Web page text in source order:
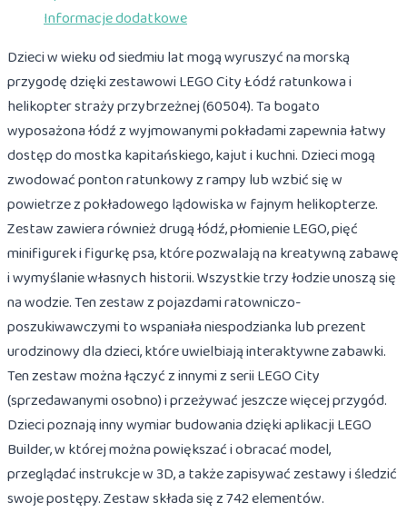
przybrzeżnej
Informacje dodatkowe
Dzieci w wieku od siedmiu lat mogą wyruszyć na morską
przygodę dzięki zestawowi LEGO City Łódź ratunkowa i
helikopter straży przybrzeżnej (60504). Ta bogato
wyposażona łódź z wyjmowanymi pokładami zapewnia łatwy
dostęp do mostka kapitańskiego, kajut i kuchni. Dzieci mogą
zwodować ponton ratunkowy z rampy lub wzbić się w
powietrze z pokładowego lądowiska w fajnym helikopterze.
Zestaw zawiera również drugą łódź, płomienie LEGO, pięć
minifigurek i figurkę psa, które pozwalają na kreatywną zabawę
i wymyślanie własnych historii. Wszystkie trzy łodzie unoszą się
na wodzie. Ten zestaw z pojazdami ratowniczo-
poszukiwawczymi to wspaniała niespodzianka lub prezent
urodzinowy dla dzieci, które uwielbiają interaktywne zabawki.
Ten zestaw można łączyć z innymi z serii LEGO City
(sprzedawanymi osobno) i przeżywać jeszcze więcej przygód.
Dzieci poznają inny wymiar budowania dzięki aplikacji LEGO
Builder, w której można powiększać i obracać model,
przeglądać instrukcje w 3D, a także zapisywać zestawy i śledzić
swoje postępy. Zestaw składa się z 742 elementów.